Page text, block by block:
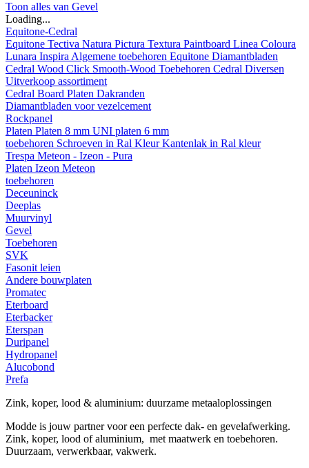
Toon alles van Gevel
Loading...
Equitone-Cedral
Equitone Tectiva Natura Pictura Textura Paintboard Linea Coloura
Lunara Inspira Algemene toebehoren Equitone Diamantbladen
Cedral Wood Click Smooth-Wood Toebehoren Cedral Diversen
Uitverkoop assortiment
Cedral Board Platen Dakranden
Diamantbladen voor vezelcement
Rockpanel
Platen Platen 8 mm UNI platen 6 mm
toebehoren Schroeven in Ral KleurKantenlak in Ral kleur
Trespa Meteon - Izeon - Pura
Platen Izeon Meteon
toebehoren
Deceuninck
Deeplas
Muurvinyl
Gevel
Toebehoren
SVK
Fasonit leien
Andere bouwplaten
Promatec
Eterboard
Eterbacker
Eterspan
Duripanel
Hydropanel
Alucobond
Prefa
Zink, koper, lood & aluminium: duurzame metaaloplossingen
Modde is jouw partner voor een perfecte dak- en gevelafwerking.
Zink, koper, lood of aluminium, met maatwerk en toebehoren.
Duurzaam, verwerkbaar, vakwerk.